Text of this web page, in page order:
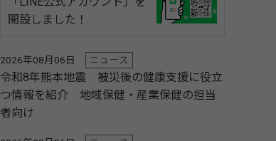
開設しました！
2026年08月06日 ニュース
令和8年熊本地震 被災後の健康支援に役立
つ情報を紹介 地域保健・産業保健の担当
者向け